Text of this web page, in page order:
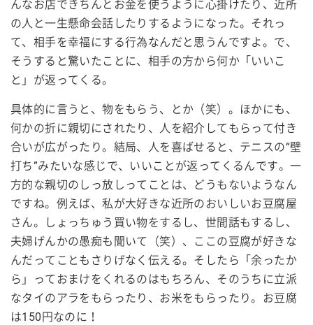
んなお店できちんとお金を使うように心掛けたり、近所
の人と一生懸命会話したりするようになった。それっ
て、相手を幸福にする行為なんだと思うんですよ。で、
そうすると驚いたことに、相手の方から何か「いいこ
と」が返ってくる。
具体的に言うと、物をもらう、とか（笑）。ほかにも、
何かの折に親切にされたり、人を紹介してもらって付き
合いが広がったり。結局、人を喜ばせると、テニスの“壁
打ち”みたいな感じで、いいことが返ってくるんです。一
方的な親切のしっ放しってことは、どうもないようなん
ですね。例えば、私が大好きな近所のおいしいお豆腐屋
さん。しょっちゅう買い物をするし、世間話もするし、
夫婦げんかの愚痴も聞いて（笑）、ここの豆腐が好きな
んだってこともさりげなく伝える。そしたら「余ったか
ら」っておまけをくれるのはもちろん、そのうちに立派
なタイのアラをもらったり、お米をもらったり。お豆腐
は150円なのに！